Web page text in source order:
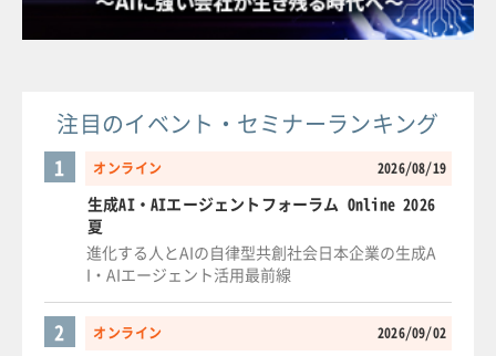
注目のイベント・セミナーランキング
オンライン 2026/08/19
1
生成AI・AIエージェントフォーラム Online 2026
夏
進化する人とAIの自律型共創社会日本企業の生成A
I・AIエージェント活用最前線
オンライン 2026/09/02
2